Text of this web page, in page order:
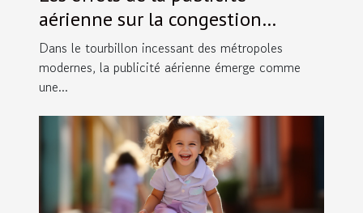
aérienne sur la congestion
visuelle dans les villes
Dans le tourbillon incessant des métropoles
modernes, la publicité aérienne émerge comme
une...